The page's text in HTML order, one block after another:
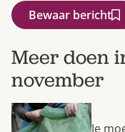
Bewaar bericht
Meer doen
november
Je